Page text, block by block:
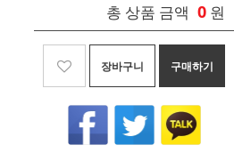
총 상품 금액 0 원
장바구니 구매하기